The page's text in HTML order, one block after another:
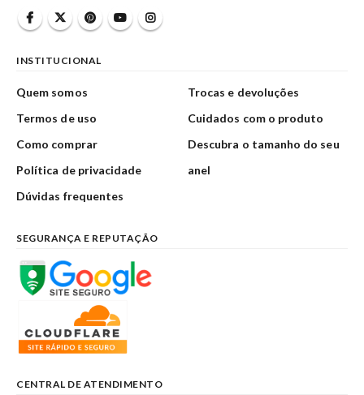
INSTITUCIONAL
Quem somos
Termos de uso
Como comprar
Política de privacidade
Dúvidas frequentes
Trocas e devoluções
Cuidados com o produto
Descubra o tamanho do seu
anel
SEGURANÇA E REPUTAÇÃO
CENTRAL DE ATENDIMENTO